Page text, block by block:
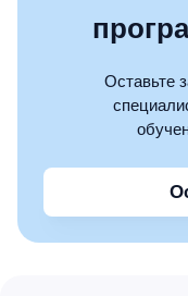
Оставьте